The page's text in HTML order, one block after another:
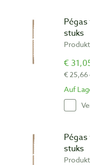
stuks
€
€
Auf
stuks